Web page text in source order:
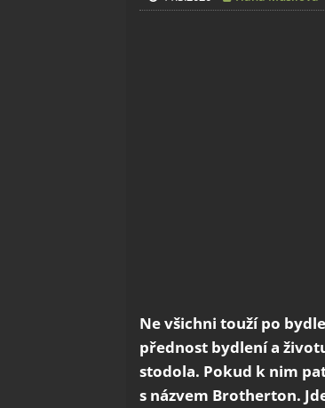
Ne všichni touží po
přednost bydlení a
stodola. Pokud k nim
s názvem Brotherton.